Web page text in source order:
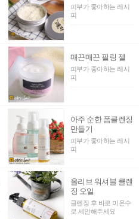
피부가 좋아하는 레시
피
매끈매끈 필링 젤
피부가 좋아하는 레시
피
아주 순한 폼클렌징
만들기
피부가 좋아하는 레시
피
올리브 워셔블 클렌
징 오일
클렌징 후 바로 미온수
로 세안해주세요